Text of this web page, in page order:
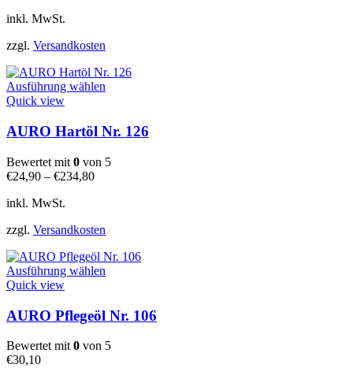
gewählt
inkl. MwSt.
zzgl. Versandkosten
Ausführung wählen
mehrere
auf.
gewählt
Quick view
AURO Hartöl Nr. 126
Bewertet mit 0 von 5
€24,90 – €234,80
inkl. MwSt.
zzgl. Versandkosten
Ausführung wählen
mehrere
Varianten
auf.
Quick view
AURO Pflegeöl Nr. 106
Bewertet mit 0 von 5
€30,10